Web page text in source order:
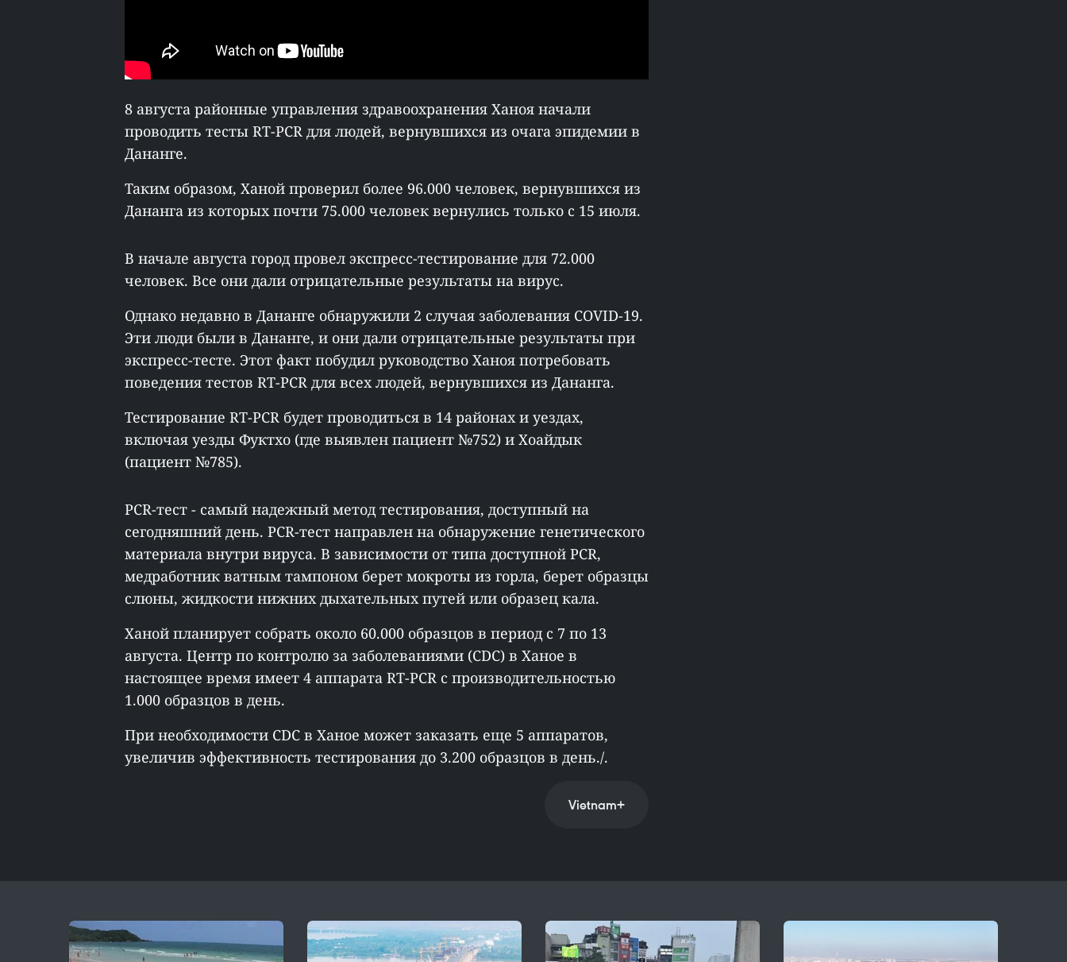
8 августа районные управления здравоохранения Ханоя начали
проводить тесты RT-PCR для людей, вернувшихся из очага эпидемии в
Дананге.
Таким образом, Ханой проверил более 96.000 человек, вернувшихся из
Дананга из которых почти 75.000 человек вернулись только с 15 июля.
В начале августа город провел экспресс-тестирование для 72.000
человек. Все они дали отрицательные результаты на вирус.
Однако недавно в Дананге обнаружили 2 случая заболевания COVID-19.
Эти люди были в Дананге, и они дали отрицательные результаты при
экспресс-тесте. Этот факт побудил руководство Ханоя потребовать
поведения тестов RT-PCR для всех людей, вернувшихся из Дананга.
Тестирование RT-PCR будет проводиться в 14 районах и уездах,
включая уезды Фуктхо (где выявлен пациент №752) и Хоайдык
(пациент №785).
PCR-тест - самый надежный метод тестирования, доступный на
сегодняшний день. PCR-тест направлен на обнаружение генетического
материала внутри вируса. В зависимости от типа доступной PCR,
медработник ватным тампоном берет мокроты из горла, берет образцы
слюны, жидкости нижних дыхательных путей или образец кала.
Ханой планирует собрать около 60.000 образцов в период с 7 по 13
августа. Центр по контролю за заболеваниями (CDC) в Ханое в
настоящее время имеет 4 аппарата RT-PCR с производительностью
1.000 образцов в день.
При необходимости CDC в Ханое может заказать еще 5 аппаратов,
увеличив эффективность тестирования до 3.200 образцов в день./.
Vietnam+